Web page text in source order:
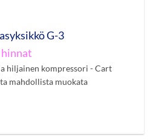
G-3
hiljainen kompressori - Cart
mahdollista muokata